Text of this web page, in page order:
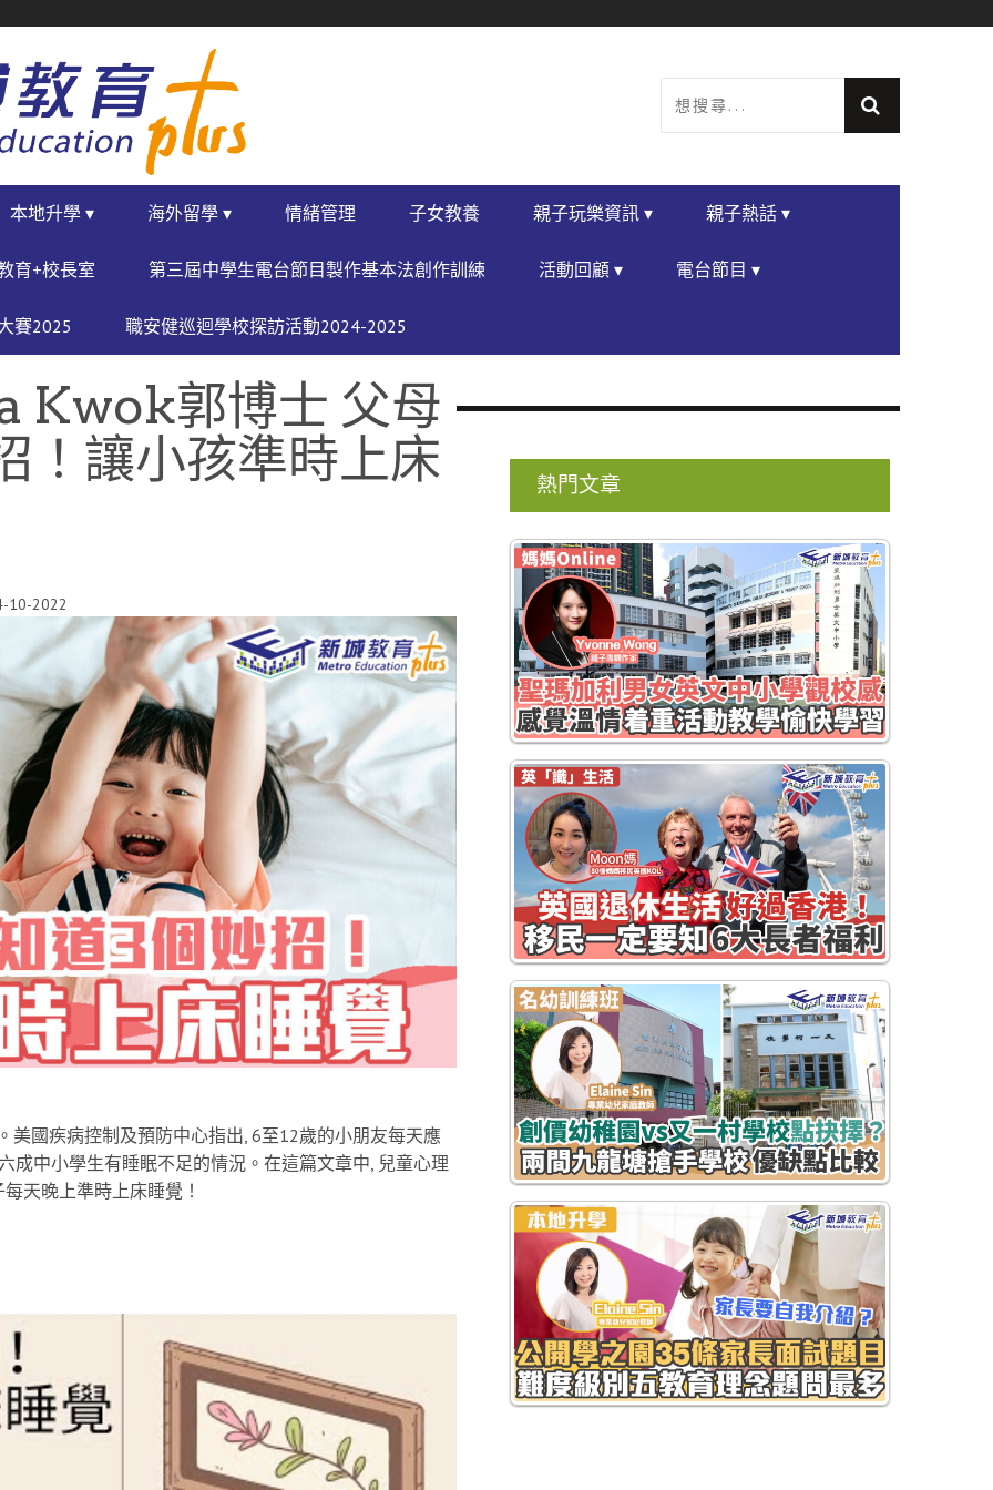
本地升學 ▾ 海外留學 ▾ 情緒管理 子女教養 親子玩樂資訊 ▾ 親子熱話 ▾
育+校長室 第三屆中學生電台節目製作基本法創作訓練 活動回顧 ▾ 電台節目 ▾
賽2025 職安健巡迴學校探訪活動2024-2025
Kwok郭博士 父母
！讓小孩準時上床
10-2022
國疾病控制及預防中心指出, 6至12歲的小朋友每天應
成中小學生有睡眠不足的情況。在這篇文章中, 兒童心理
天晚上準時上床睡覺！
熱門文章